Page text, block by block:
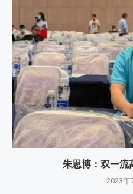
朱思博：双一流
2023年